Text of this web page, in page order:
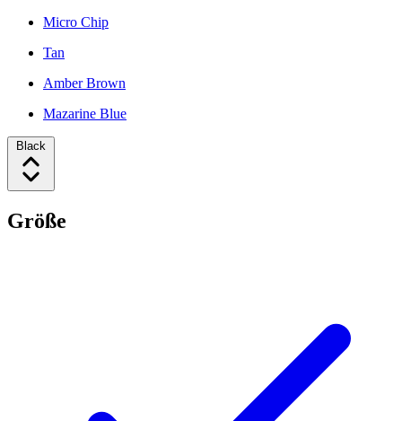
Micro Chip
Tan
Amber Brown
Mazarine Blue
Black
Größe